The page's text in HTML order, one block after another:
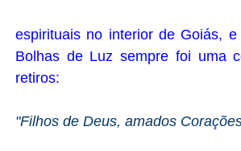
espirituais no interior de Goiás,
Bolhas de Luz sempre foi uma
retiros:
"Filhos de Deus, amados